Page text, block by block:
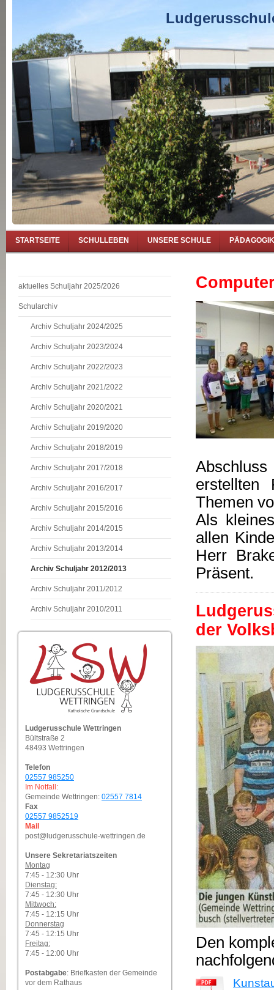
STARTSEITE SCHULLEBEN UNSERE SCHULE PÄDAGOGIK
aktuelles Schuljahr 2025/2026
Schularchiv
Archiv Schuljahr 2024/2025
Archiv Schuljahr 2023/2024
Archiv Schuljahr 2022/2023
Archiv Schuljahr 2021/2022
Archiv Schuljahr 2020/2021
Archiv Schuljahr 2019/2020
Archiv Schuljahr 2018/2019
Archiv Schuljahr 2017/2018
Archiv Schuljahr 2016/2017
Archiv Schuljahr 2015/2016
Archiv Schuljahr 2014/2015
Archiv Schuljahr 2013/2014
Archiv Schuljahr 2012/2013
Archiv Schuljahr 2011/2012
Archiv Schuljahr 2010/2011
Ludgerusschule Wettringen
Bültstraße 2
48493 Wettringen
Telefon
02557 985250
Im Notfall:
Gemeinde Wettringen: 02557 7814
Fax
02557 9852519
Mail
post@ludgerusschule-wettringen.de
Unsere Sekretariatszeiten
Montag
7:45 - 12:30 Uhr
Dienstag:
7:45 - 12:30 Uhr
Mittwoch:
7:45 - 12:15 Uhr
Donnerstag
7:45 - 12:15 Uhr
Freitag:
7:45 - 12:00 Uhr
Postabgabe: Briefkasten der Gemeinde
vor dem Rathaus
erstellten
Themen
Als
allen
Herr
Präsent.
der
Den